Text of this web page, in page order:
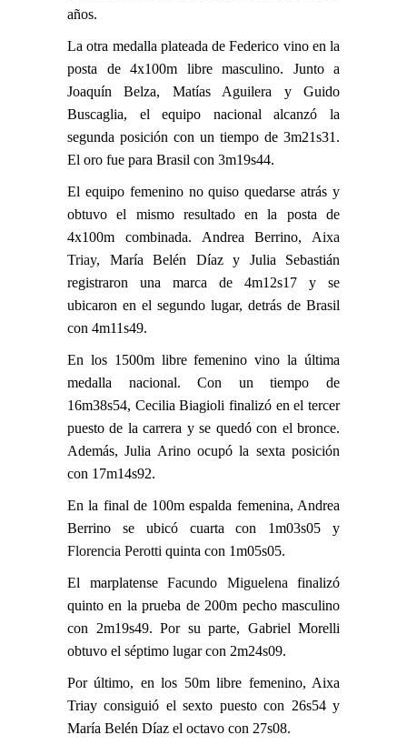
años.
La otra medalla plateada de Federico vino en la
posta de 4x100m libre masculino. Junto a
Joaquín Belza, Matías Aguilera y Guido
Buscaglia, el equipo nacional alcanzó la
segunda posición con un tiempo de 3m21s31.
El oro fue para Brasil con 3m19s44.
El equipo femenino no quiso quedarse atrás y
obtuvo el mismo resultado en la posta de
4x100m combinada. Andrea Berrino, Aixa
Triay, María Belén Díaz y Julia Sebastián
registraron una marca de 4m12s17 y se
ubicaron en el segundo lugar, detrás de Brasil
con 4m11s49.
En los 1500m libre femenino vino la última
medalla nacional. Con un tiempo de
16m38s54, Cecilia Biagioli finalizó en el tercer
puesto de la carrera y se quedó con el bronce.
Además, Julia Arino ocupó la sexta posición
con 17m14s92.
En la final de 100m espalda femenina, Andrea
Berrino se ubicó cuarta con 1m03s05 y
Florencia Perotti quinta con 1m05s05.
El marplatense Facundo Miguelena finalizó
quinto en la prueba de 200m pecho masculino
con 2m19s49. Por su parte, Gabriel Morelli
obtuvo el séptimo lugar con 2m24s09.
Por último, en los 50m libre femenino, Aixa
Triay consiguió el sexto puesto con 26s54 y
María Belén Díaz el octavo con 27s08.